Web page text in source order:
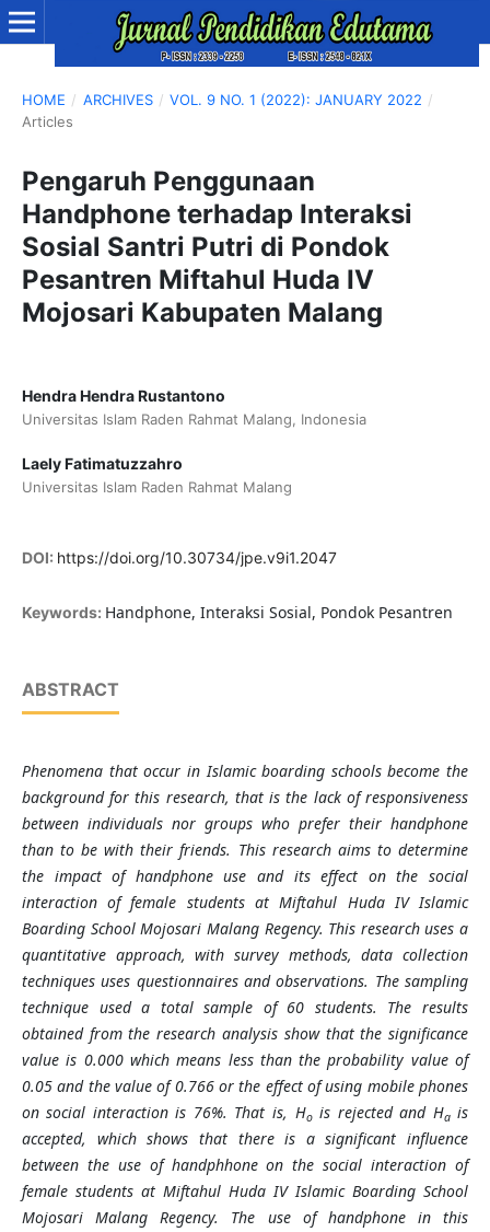
HOME / ARCHIVES / VOL. 9 NO. 1 (2022): JANUARY 2022 /
Articles
Pengaruh Penggunaan
Handphone terhadap Interaksi
Sosial Santri Putri di Pondok
Pesantren Miftahul Huda IV
Mojosari Kabupaten Malang
Hendra Hendra Rustantono
Universitas Islam Raden Rahmat Malang, Indonesia
Laely Fatimatuzzahro
Universitas Islam Raden Rahmat Malang
DOI: https://doi.org/10.30734/jpe.v9i1.2047
Keywords: Handphone, Interaksi Sosial, Pondok Pesantren
ABSTRACT
Phenomena that occur in Islamic boarding schools become the
background for this research, that is the lack of responsiveness
between individuals nor groups who prefer their handphone
than to be with their friends. This research aims to determine
the impact of handphone use and its effect on the social
interaction of female students at Miftahul Huda IV Islamic
Boarding School Mojosari Malang Regency. This research uses a
quantitative approach, with survey methods, data collection
techniques uses questionnaires and observations. The sampling
technique used a total sample of 60 students. The results
obtained from the research analysis show that the significance
value is 0.000 which means less than the probability value of
0.05 and the value of 0.766 or the effect of using mobile phones
on social interaction is 76%. That is, Hois rejected and Hais
accepted, which shows that there is a significant influence
between the use of handphhone on the social interaction of
female students at Miftahul Huda IV Islamic Boarding School
Mojosari Malang Regency. The use of handphone in this